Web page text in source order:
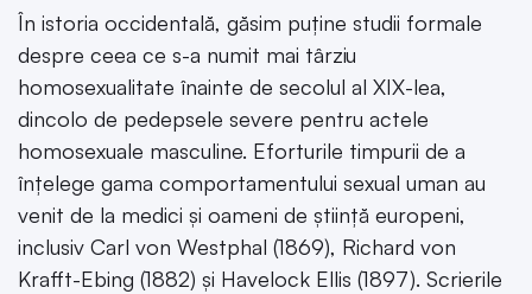
În istoria occidentală, găsim puține studii formale
despre ceea ce s-a numit mai târziu
homosexualitate înainte de secolul al XIX-lea,
dincolo de pedepsele severe pentru actele
homosexuale masculine. Eforturile timpurii de a
înțelege gama comportamentului sexual uman au
venit de la medici și oameni de știință europeni,
inclusiv Carl von Westphal (1869), Richard von
Krafft-Ebing (1882) și Havelock Ellis (1897). Scrierile